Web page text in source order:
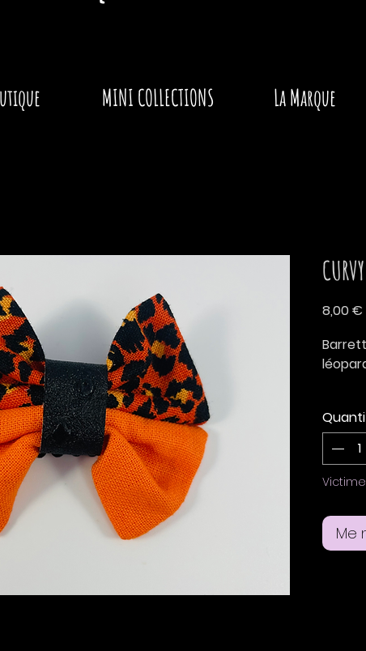
MINI COLLECTIONS La Marque
8,00 €
Taille
Me